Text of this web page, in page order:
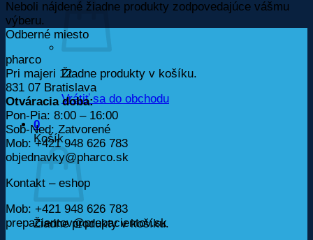
Žiadne produkty v košíku.
Vrátiť sa do obchodu
0
Košík
Žiadne produkty v košíku.
Neboli nájdené žiadne produkty zodpovedajúce vášmu
výberu.
Odberné miesto
pharco
Pri majeri 12
831 07 Bratislava
Otváracia doba:
Pon-Pia: 8:00 – 16:00
Sob-Ned: Zatvorené
Mob: +421 948 626 783
objednavky@pharco.sk
Kontakt – eshop
Mob: +421 948 626 783
prepacientov@prepacientov.sk